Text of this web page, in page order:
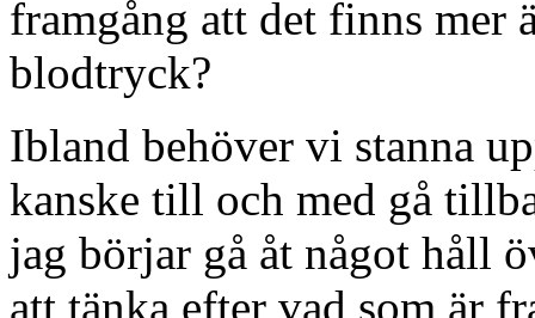
framgång att det finns mer
blodtryck?
Ibland behöver vi stanna
kanske till och med gå
jag börjar gå åt något håll
att tänka efter vad som är